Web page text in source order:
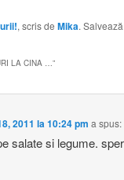
, scris de Mika. Salvează
LA CINA … ”
2011 la 10:24 pm a spus:
salate si legume.